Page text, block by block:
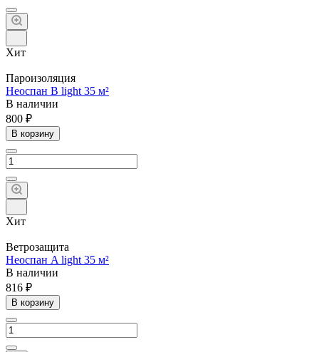
Хит
Пароизоляция
Неоспан B light 35 м²
В наличии
800 ₽
В корзину
Хит
Ветрозащита
Неоспан A light 35 м²
В наличии
816 ₽
В корзину